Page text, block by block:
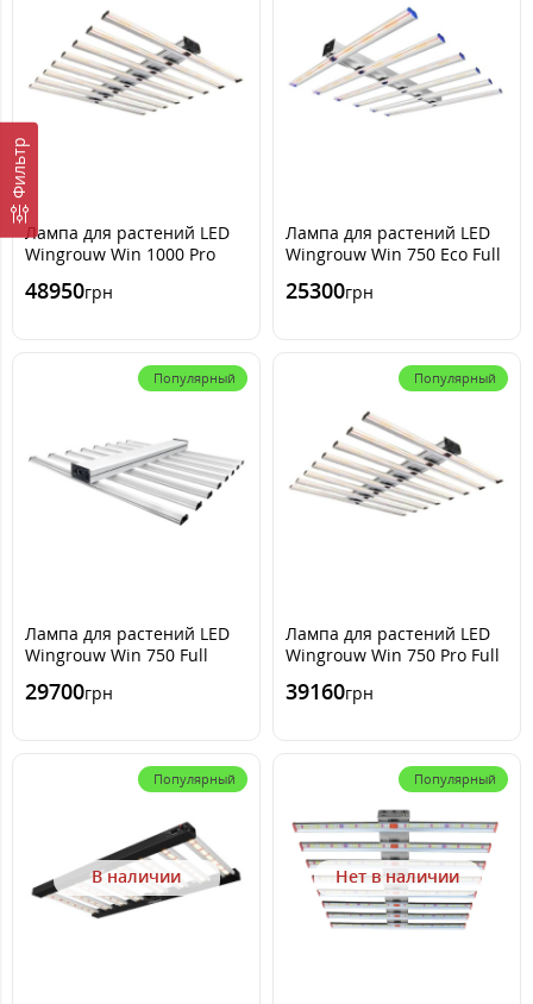
Фильтр
Лампа для растений LED
Wingrouw Win 1000 Pro
Dimming
48950грн
Лампа для растений LED
Wingrouw Win 750 Eco Full
Dimming
25300грн
Популярный
Лампа для растений LED
Wingrouw Win 750 Full
Dimming
29700грн
Популярный
Лампа для растений LED
Wingrouw Win 750 Pro Full
Dimming
39160грн
Популярный
В наличии
Популярный
Нет в наличии